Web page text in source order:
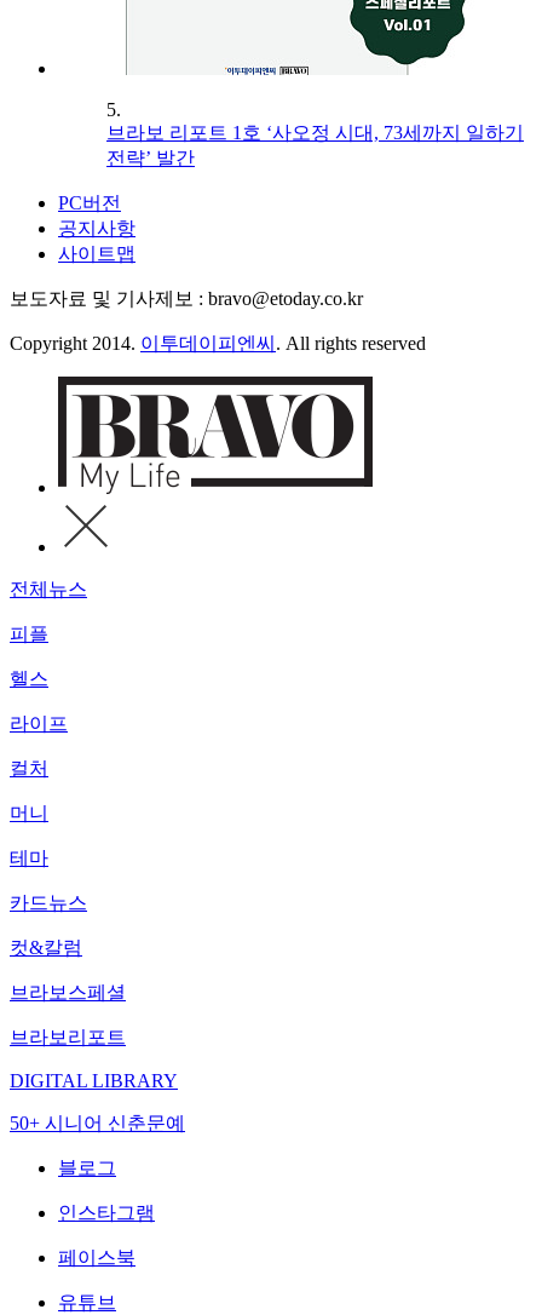
5.
브라보 리포트 1호 ‘사오정 시대, 73세까지 일하기
전략’ 발간
PC버전
공지사항
사이트맵
보도자료 및 기사제보 : bravo@etoday.co.kr
Copyright 2014. 이투데이피엔씨 . All rights reserved
전체뉴스
피플
헬스
라이프
컬처
머니
테마
카드뉴스
컷&칼럼
브라보스페셜
브라보리포트
DIGITAL LIBRARY
50+ 시니어 신춘문예
블로그
인스타그램
페이스북
유튜브